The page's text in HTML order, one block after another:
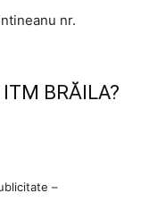
nr.
BRĂILA?
–